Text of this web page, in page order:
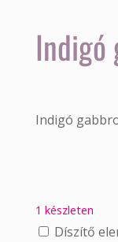
Indigó
Indigó
1 készleten
Díszítő